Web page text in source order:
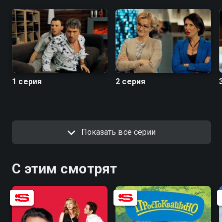
1 серия 2 серия
Показать все серии
С этим смотрят